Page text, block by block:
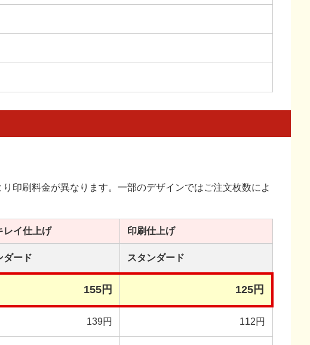
印刷料金が異なります。一部のデザインではご注文枚数によ
レイ仕上げ 印刷仕上げ
ダード スタンダード
155円 125円
139円 112円